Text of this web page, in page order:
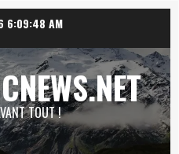
6:09:49 AM
TOUT !